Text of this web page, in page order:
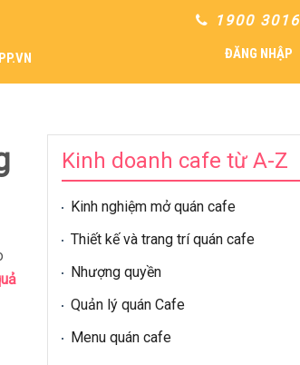
1900 3016
ĐĂNG NHẬP
Kinh doanh cafe từ A-Z
Kinh nghiệm mở quán cafe
Thiết kế và trang trí quán cafe
Nhượng quyền
Quản lý quán Cafe
Menu quán cafe